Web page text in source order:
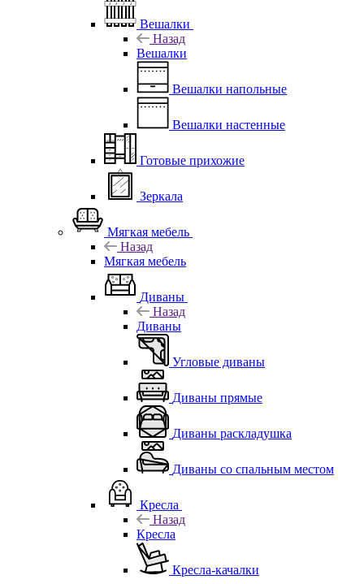
Вешалки
Назад
Вешалки
Вешалки напольные
Вешалки настенные
Готовые прихожие
Зеркала
Мягкая мебель
Назад
Мягкая мебель
Диваны
Назад
Диваны
Угловые диваны
Диваны прямые
Диваны раскладушка
Диваны со спальным местом
Кресла
Назад
Кресла
Кресла-качалки